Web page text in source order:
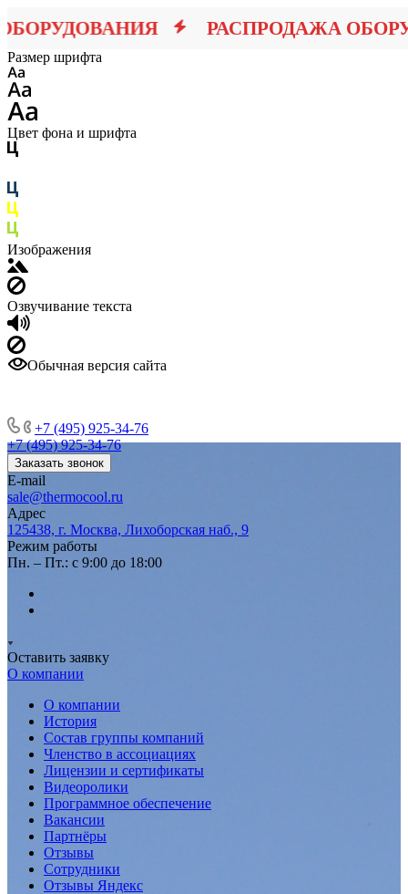
РАСПРОДАЖА
Размер шрифта
Цвет фона и шрифта
Изображения
Озвучивание текста
Обычная версия сайта
+7 (495) 925-34-76
+7 (495) 925-34-76
Заказать звонок
E-mail
sale@thermocool.ru
Адрес
125438, г. Москва, Лихоборская наб., 9
Режим работы
Пн. – Пт.: с 9:00 до 18:00
Оставить заявку
О компании
О компании
История
Состав группы компаний
Членство в ассоциациях
Лицензии и сертификаты
Видеоролики
Программное обеспечение
Вакансии
Партнёры
Отзывы
Сотрудники
Отзывы Яндекс